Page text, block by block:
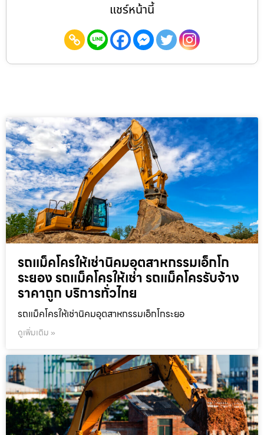
แชร์หน้านี้
รถแม็คโครให้เช่านิคมอุตสาหกรรมเอ็กโก
ระยอง รถแม็คโครให้เช่า รถแม็คโครรับจ้าง
ราคาถูก บริการทั่วไทย
รถแม็คโครให้เช่านิคมอุตสาหกรรมเอ็กโกระยอ
ดูเพิ่มเติม »